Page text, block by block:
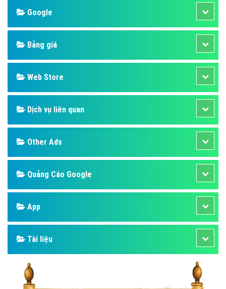
Google
Bảng giá
Web Store
Dịch vụ liên quan
Other Ads
Quảng Cáo Google
App
Tài liệu